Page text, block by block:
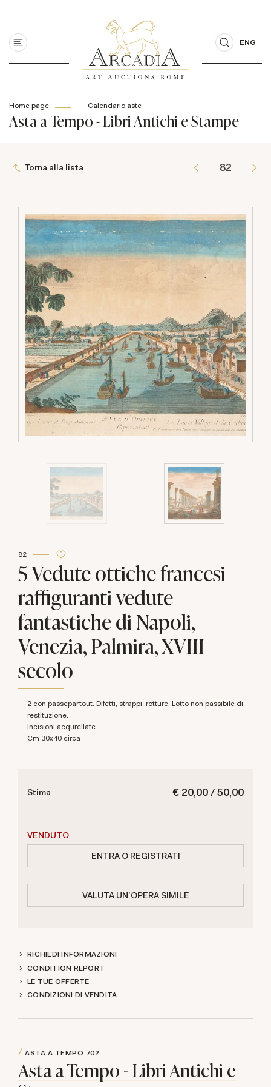
ENG
Home page Calendario aste
Asta a Tempo - Libri Antichi e Stampe
Torna alla lista
82
5 Vedute ottiche francesi
raffiguranti vedute
fantastiche di Napoli,
Venezia, Palmira, XVIII
secolo
2 con passepartout. Difetti, strappi, rotture. Lotto non passibile di
restituzione.
Incisioni acqurellate
cm 30x40 circa
€ 20,00 / 50,00
Stima
VENDUTO
ENTRA O REGISTRATI
VALUTA UN'OPERA SIMILE
RICHIEDI INFORMAZIONI
CONDITION REPORT
LE TUE OFFERTE
CONDIZIONI DI VENDITA
ASTA A TEMPO 702
Asta a Tempo - Libri Antichi e